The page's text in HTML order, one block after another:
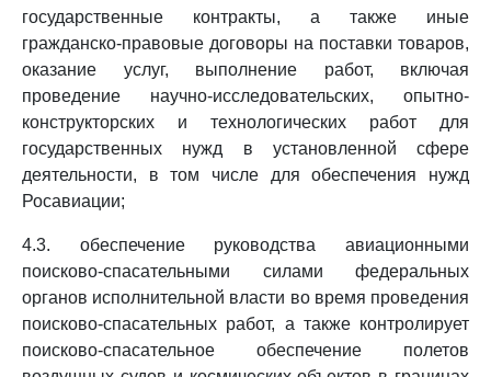
государственные контракты, а также иные
гражданско-правовые договоры на поставки товаров,
оказание услуг, выполнение работ, включая
проведение научно-исследовательских, опытно-
конструкторских и технологических работ для
государственных нужд в установленной сфере
деятельности, в том числе для обеспечения нужд
Росавиации;
4.3. обеспечение руководства авиационными
поисково-спасательными силами федеральных
органов исполнительной власти во время проведения
поисково-спасательных работ, а также контролирует
поисково-спасательное обеспечение полетов